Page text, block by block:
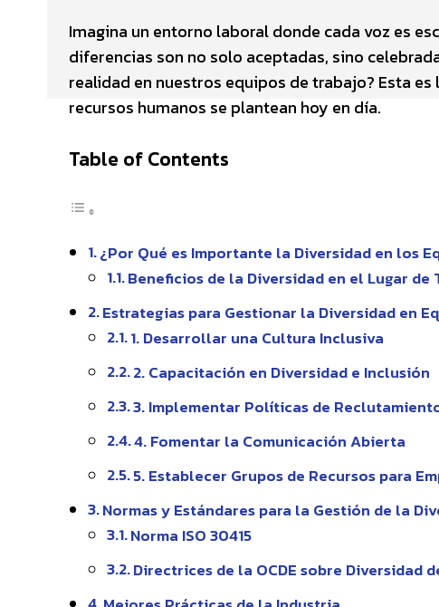
Imagina un entorno laboral donde cada voz es
diferencias son no solo aceptadas, sino
realidad en nuestros equipos de trabajo? Esta
recursos humanos se plantean hoy en día.
Table of Contents
¿Por Qué es Importante la Diversidad en los
Beneficios de la Diversidad en el Lugar de
Estrategias para Gestionar la Diversidad en
1. Desarrollar una Cultura Inclusiva
2. Capacitación en Diversidad e Inclusión
3. Implementar Políticas de
4. Fomentar la Comunicación Abierta
5. Establecer Grupos de Recursos para
Normas y Estándares para la Gestión de la
Norma ISO 30415
Directrices de la OCDE sobre Diversidad